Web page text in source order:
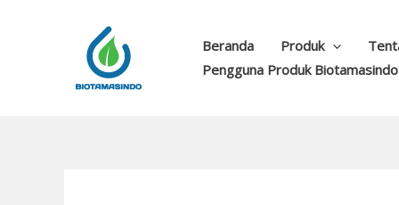
Beranda Produk
Pengguna Produk Biotamasindo